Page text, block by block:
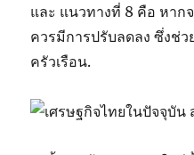
และ แนวทางที่ 8 คือ หาก
ควรมีการปรับลดลง ซึ่งช่
ครัวเรือน.